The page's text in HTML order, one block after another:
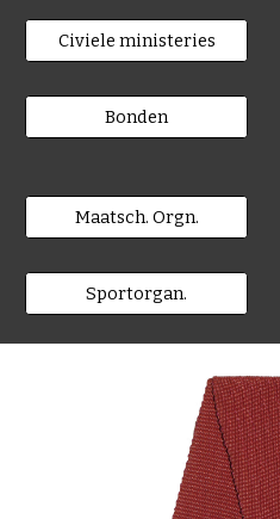
Civiele ministeries
Bonden
Maatsch. Orgn.
Sportorgan.